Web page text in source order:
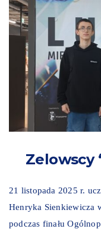
Zelowscy
21 listopada 2025 r.
Henryka Sienkiewicza
podczas finału